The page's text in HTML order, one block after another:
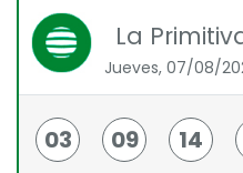
La
Jueves, 07/08/
03 09 14